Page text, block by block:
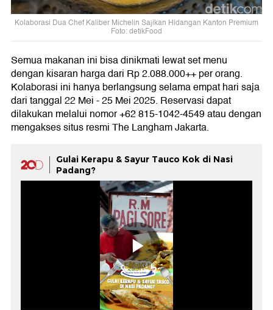
Kolaborasi Dua Chef Kaliber Michelin Sajikan Hidangan Kanton Premium
Foto: detikFood
Semua makanan ini bisa dinikmati lewat set menu
dengan kisaran harga dari Rp 2.088.000++ per orang.
Kolaborasi ini hanya berlangsung selama empat hari saja
dari tanggal 22 Mei - 25 Mei 2025. Reservasi dapat
dilakukan melalui nomor +62 815-1042-4549 atau dengan
mengakses situs resmi The Langham Jakarta.
Gulai Kerapu & Sayur Tauco Kok di Nasi
Padang?